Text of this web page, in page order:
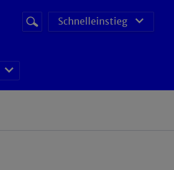
Suchbegriff
Suche
starten
Schnelleinstieg